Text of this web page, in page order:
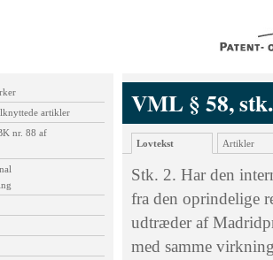
artikler
nr. 88 af
VML § 58,
Lovtekst Artikler
Stk. 2. Har den
fra den oprindelige
udtræder af
med samme